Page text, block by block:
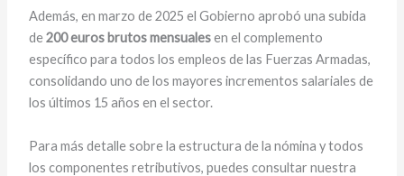
Además, en marzo de 2025 el Gobierno aprobó una subida
de200 euros brutos mensualesen el complemento
específico para todos los empleos de las Fuerzas Armadas,
consolidando uno de los mayores incrementos salariales de
los últimos 15 años en el sector.
Para más detalle sobre la estructura de la nómina y todos
los componentes retributivos, puedes consultar nuestra